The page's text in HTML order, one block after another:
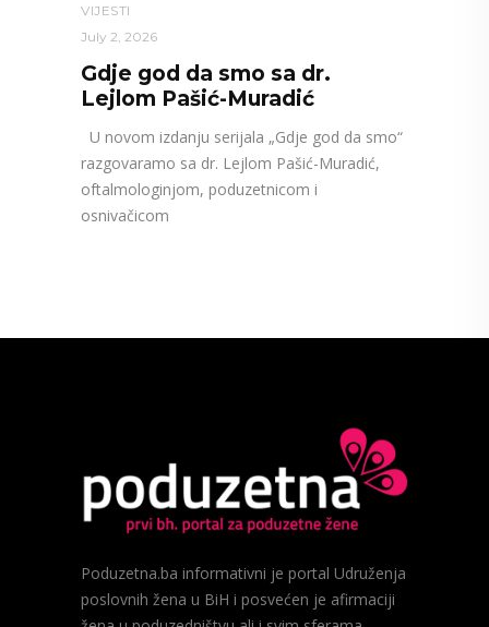
VIJESTI
July 2, 2026
Gdje god da smo sa dr.
Lejlom Pašić-Muradić
U novom izdanju serijala „Gdje god da smo“
razgovaramo sa dr. Lejlom Pašić-Muradić,
oftalmologinjom, poduzetnicom i
osnivačicom
Poduzetna.ba informativni je portal Udruženja
poslovnih žena u BiH i posvećen je afirmaciji